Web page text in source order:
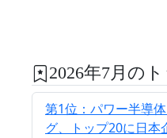
2026年7月の
第1位：パワー半導
グ、トップ20に日本